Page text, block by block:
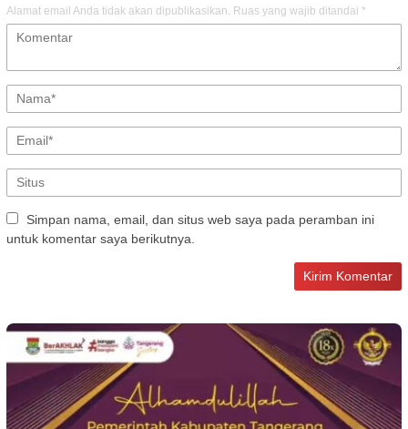
Alamat email Anda tidak akan dipublikasikan. Ruas yang wajib ditandai *
Simpan nama, email, dan situs web saya pada peramban ini
untuk komentar saya berikutnya.